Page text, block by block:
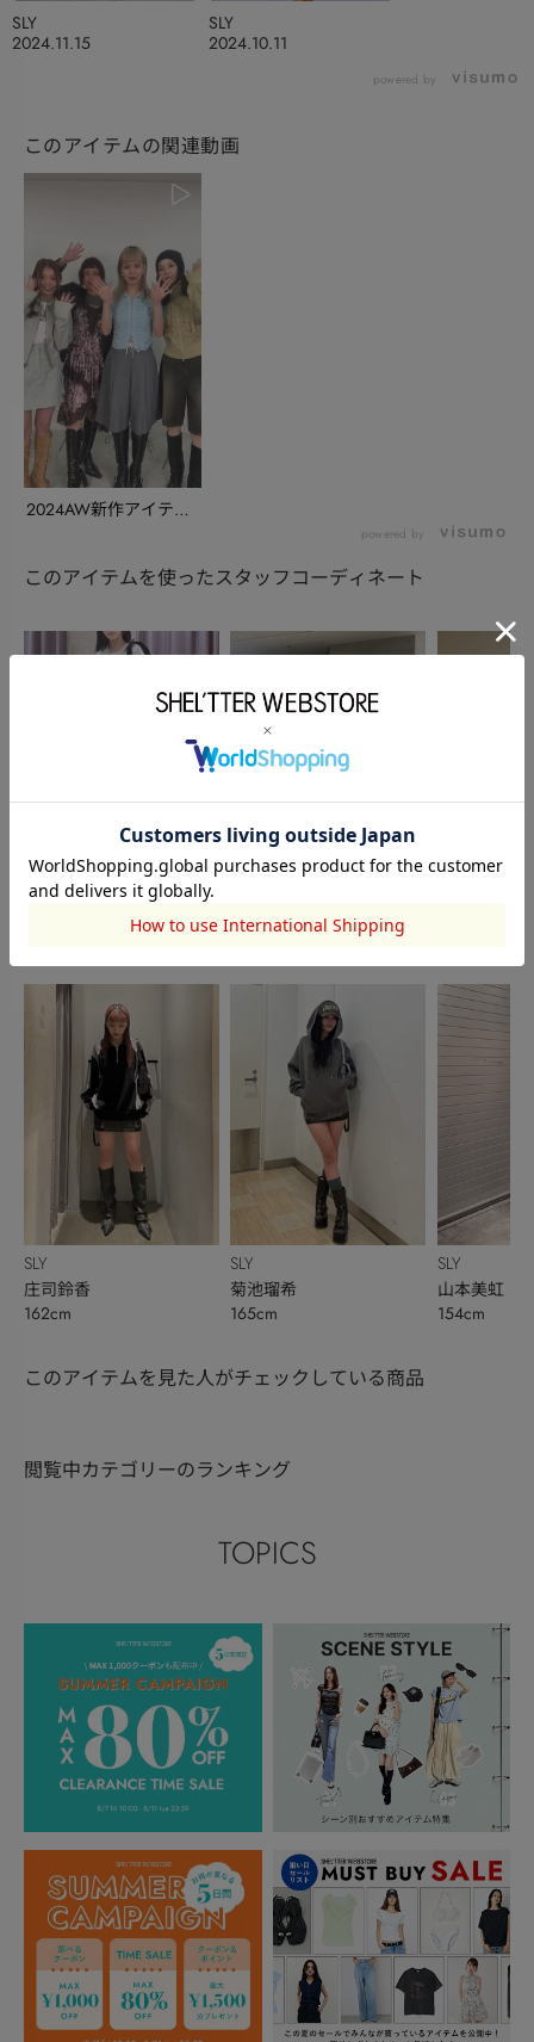
2024.11.15
SLY
2024.10.11
SLY
powered by
このアイテムの関連動画
2024AW新作アイテム
powered by
このアイテムを使ったスタッフコーディネート
SLY
庄司鈴香
162cm
中島日和
SLY
菊池瑠希
165cm
SLY
山本美虹
154cm
このアイテムを見た人がチェックしている商品
閲覧中カテゴリーのランキング
TOPICS